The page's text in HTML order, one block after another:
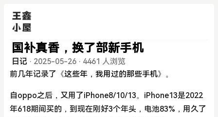
国补真香，换了部新手机
日记 · 2025-05-26 · 4461 人浏览
前几年记录了 《这些年，我用过的那些手机》 。
自oppo之后，又用了iPhone8/10/13。iPhone13是2022
年618期间买的，到现在刚好3个年头，电池83%，用久了